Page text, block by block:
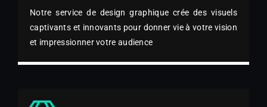
Notre service de design graphique crée des visuels
captivants et innovants pour donner vie à votre vision
et impressionner votre audience